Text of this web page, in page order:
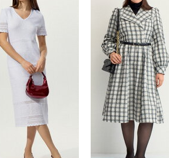
Трикотажные